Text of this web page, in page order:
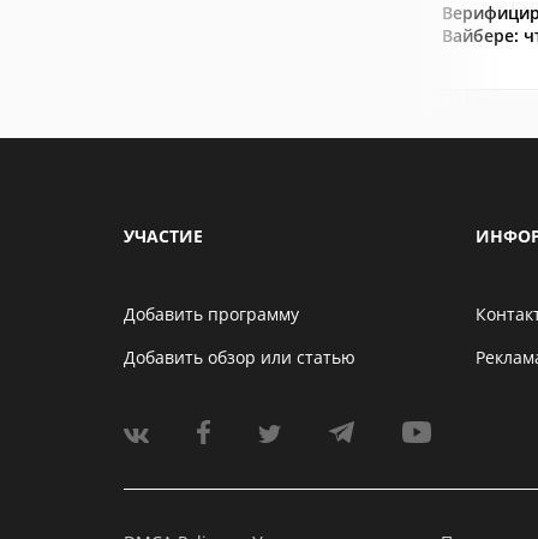
Вайбере:
УЧАСТИЕ
Добавить программу
Добавить обзор или статью